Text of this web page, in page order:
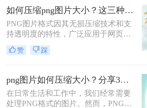
来了挑战。那么png怎么压缩呢？本
文将介绍三种压缩PNG图片的方法。
如何压缩png图片大小？这三种压缩方法一定要学会!！
PNG图片格式因其无损压缩技术和支
持透明度的特性，广泛应用于网页、
移动应用及设计领域。然而，PNG图
片的文件大小有时可能较大，影响加
png图片大小呢？本文将介绍三种压
缩PNG图片大小的方法，帮助您轻松
减小PNG图片的文件体积。
赞 踩
png图片如何压缩大小？分享3个有效压缩图片的方法，操作简单无门槛
在日常生活和工作中，我们经常需要
处理PNG格式的图片。然而，PNG图